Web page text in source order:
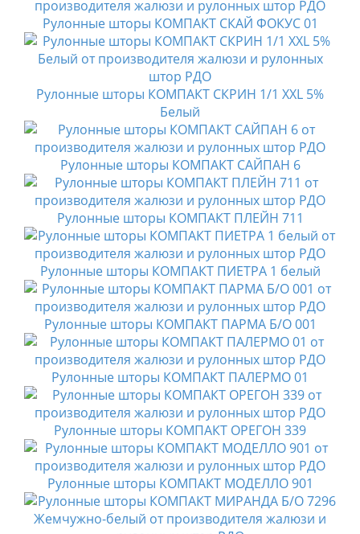
Рулонные шторы КОМПАКТ СКАЙ ФОКУС 01
Рулонные шторы КОМПАКТ СКРИН 1/1 XXL 5%
Белый
Рулонные шторы КОМПАКТ САЙПАН 6
Рулонные шторы КОМПАКТ ПЛЕЙН 711
Рулонные шторы КОМПАКТ ПИЕТРА 1 белый
Рулонные шторы КОМПАКТ ПАРМА Б/О 001
Рулонные шторы КОМПАКТ ПАЛЕРМО 01
Рулонные шторы КОМПАКТ ОРЕГОН 339
Рулонные шторы КОМПАКТ МОДЕЛЛО 901